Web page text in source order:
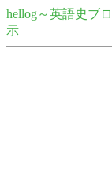
hellog～英語史ブ
示